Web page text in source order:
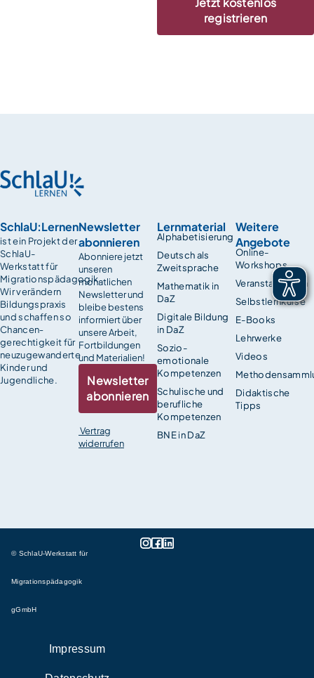
registrieren
SchlaU:Lernen
ist ein Projekt der
SchlaU-
Werkstatt für
Migrationspädagogik.
Wir verändern
Bildungspraxis
und schaffen so
Chancen­
gerechtigkeit für
neuzugewanderte
Kinder und
Jugendliche.
Lernmaterial
Alphabetisierung
Deutsch als
Zweitsprache
Mathematik in
DaZ
Digitale Bildung
in DaZ
Sozio-
emotionale
Kompetenzen
Schulische und
berufliche
Kompetenzen
BNE in DaZ
Weitere
Angebote
Online-
Workshops
Veranstaltungen
Selbstlernkurse
E-Books
Lehrwerke
Videos
Didaktische
Tipps
Newsletter
abonnieren
Abonniere jetzt
unseren
monatlichen
Newsletter und
bleibe bestens
informiert über
unsere Arbeit,
Fortbildungen
und Materialien!
Newsletter
abonnieren
Vertrag
widerrufen
© SchlaU-Werkstatt für
Migrationspädagogik
gGmbH
Impressum